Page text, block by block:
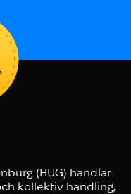
(HUG) handlar
kollektiv handling,